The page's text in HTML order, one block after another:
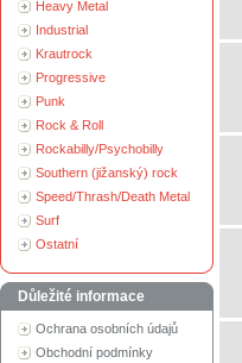
Heavy Metal
Industrial
Krautrock
Progressive
Punk
Rock & Roll
Rockabilly/Psychobilly
Southern (jižanský) rock
Speed/Thrash/Death Metal
Surf
Ostatní
Důležité informace
Ochrana osobních údajů
Obchodní podmínky